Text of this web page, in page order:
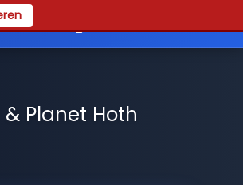
Planet Hoth